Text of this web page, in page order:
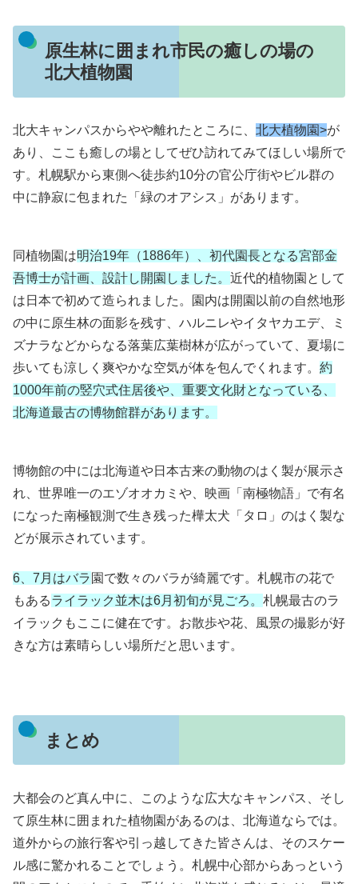
原生林に囲まれ市民の癒しの場の
北大植物園
北大キャンパスからやや離れたところに、 北大植物園>が
あり、ここも癒しの場としてぜひ訪れてみてほしい場所で
す。札幌駅から東側へ徒歩約10分の官公庁街やビル群の
中に静寂に包まれた「緑のオアシス」があります。
同植物園は明治19年（1886年）、初代園長となる宮部金
吾博士が計画、設計し開園しました。 近代的植物園として
は日本で初めて造られました。園内は開園以前の自然地形
の中に原生林の面影を残す、ハルニレやイタヤカエデ、ミ
ズナラなどからなる落葉広葉樹林が広がっていて、夏場に
歩いても涼しく爽やかな空気が体を包んでくれます。 約
1000年前の竪穴式住居後や、重要文化財となっている、
北海道最古の博物館群があります。
博物館の中には北海道や日本古来の動物のはく製が展示さ
れ、世界唯一のエゾオオカミや、映画「南極物語」で有名
になった南極観測で生き残った樺太犬「タロ」のはく製な
どが展示されています。
6、7月はバラ 園で数々のバラが綺麗です。札幌市の花で
もあるライラック並木は6月初旬が見ごろ。 札幌最古のラ
イラックもここに健在です。お散歩や花、風景の撮影が好
きな方は素晴らしい場所だと思います。
まとめ
大都会のど真ん中に、このような広大なキャンパス、そし
て原生林に囲まれた植物園があるのは、北海道ならでは。
道外からの旅行客や引っ越してきた皆さんは、そのスケー
ル感に驚かれることでしょう。札幌中心部からあっという